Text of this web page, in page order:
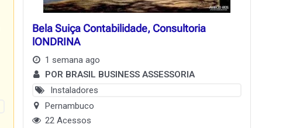
Bela Suiça Contabilidade, Consultoria
lONDRINA
1 semana ago
POR BRASIL BUSINESS ASSESSORIA
Instaladores
Pernambuco
22 Acessos